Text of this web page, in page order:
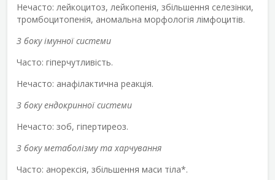
Нечасто: лейкоцитоз, лейкопенія, збільшення селезінки,
тромбоцитопенія, аномальна морфологія лімфоцитів.
З боку імунної системи
Часто: гіперчутливість.
Нечасто: анафілактична реакція.
З боку ендокринної системи
Нечасто: зоб, гіпертиреоз.
З боку метаболізму та харчування
Часто: анорексія, збільшення маси тіла*.